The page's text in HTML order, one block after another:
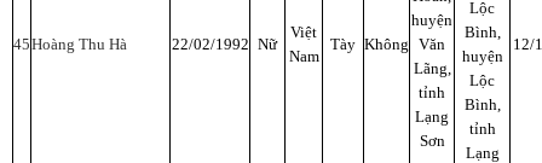
45Hoàng Thu Hà 22/02/1992 Nữ
Việt
Nam
Tày Không
huyện
Văn
Lãng,
tỉnh
Lạng
Sơn
Lộc
Bình,
huyện
Lộc
Bình,
tỉnh
Lạng
12/